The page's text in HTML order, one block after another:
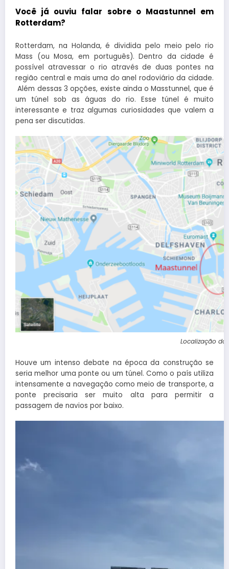
Você já ouviu falar sobre o Maastunnel em
Rotterdam?
Rotterdam, na Holanda, é dividida pelo meio pelo rio
Mass (ou Mosa, em português). Dentro da cidade é
possível atravessar o rio através de duas pontes na
região central e mais uma do anel rodoviário da cidade.
Além dessas 3 opções, existe ainda o Masstunnel, que é
um túnel sob as águas do rio. Esse túnel é muito
interessante e traz algumas curiosidades que valem a
pena ser discutidas.
Localização
Houve um intenso debate na época da construção se
seria melhor uma ponte ou um túnel. Como o país utiliza
intensamente a navegação como meio de transporte, a
ponte precisaria ser muito alta para permitir a
passagem de navios por baixo.